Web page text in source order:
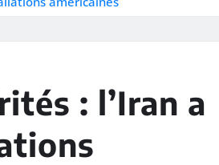
: l’Iran a